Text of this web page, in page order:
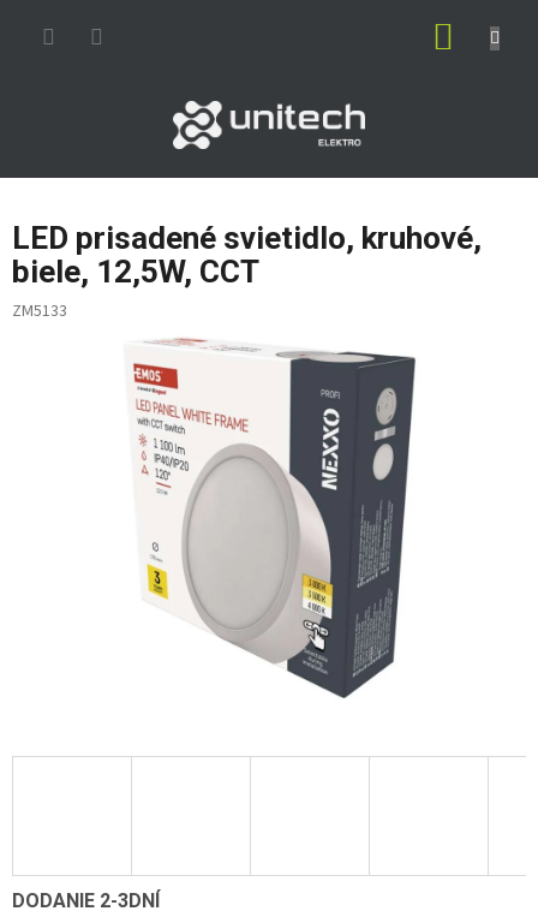
LED prisadené svietidlo, kruhové,
biele, 12,5W, CCT
ZM5133
DODANIE 2-3DNÍ